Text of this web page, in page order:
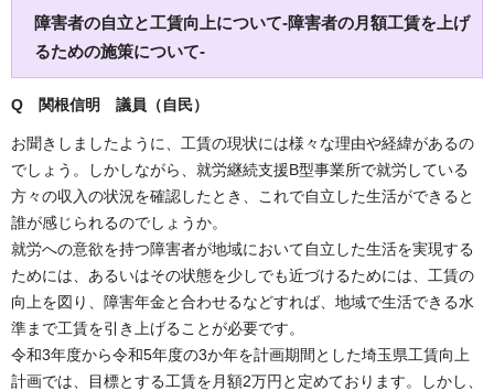
障害者の自立と工賃向上について-障害者の月額工賃を上げ
るための施策について-
Q 関根信明 議員（自民）
お聞きしましたように、工賃の現状には様々な理由や経緯があるの
でしょう。しかしながら、就労継続支援B型事業所で就労している
方々の収入の状況を確認したとき、これで自立した生活ができると
誰が感じられるのでしょうか。
就労への意欲を持つ障害者が地域において自立した生活を実現する
ためには、あるいはその状態を少しでも近づけるためには、工賃の
向上を図り、障害年金と合わせるなどすれば、地域で生活できる水
準まで工賃を引き上げることが必要です。
令和3年度から令和5年度の3か年を計画期間とした埼玉県工賃向上
計画では、目標とする工賃を月額2万円と定めております。しかし、